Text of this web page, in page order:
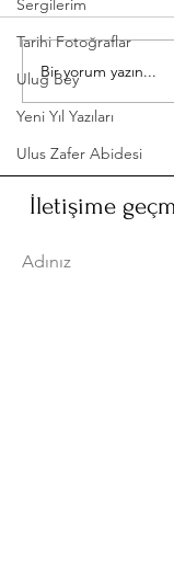
Sergilerim
Tarihi Fotoğraflar
Uluğ Bey
Yeni Yıl Yazıları
Ulus Zafer Abidesi
Köy
Efemera
Bir yorum yazın...
İletişime
Adınız